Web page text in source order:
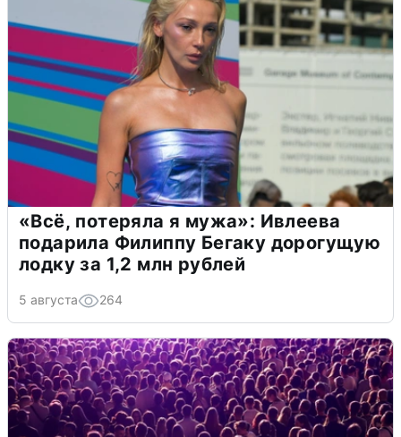
«Всё, потеряла я мужа»: Ивлеева
подарила Филиппу Бегаку дорогущую
лодку за 1,2 млн рублей
5 августа 264